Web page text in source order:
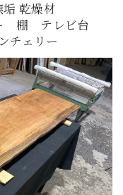
乾燥材
ー 棚 テレビ台
ェリー